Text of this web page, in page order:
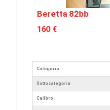
Beretta 82bb
160 €
Categoria
Sottocategoria
Calibro